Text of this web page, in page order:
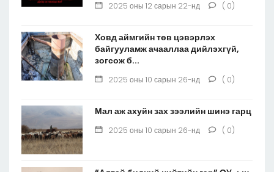
2025 оны 12 сарын 22-нд ( 0)
Ховд аймгийн төв цэвэрлэх
байгууламж ачааллаа дийлэхгүй,
зогсож б...
2025 оны 10 сарын 26-нд ( 0)
Мал аж ахуйн зах зээлийн шинэ гарц
2025 оны 10 сарын 26-нд ( 0)